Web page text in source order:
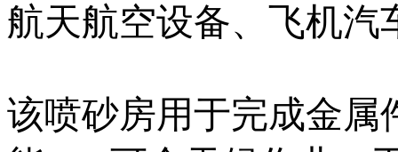
航天航空设备、飞机汽
该喷砂房用于完成金属